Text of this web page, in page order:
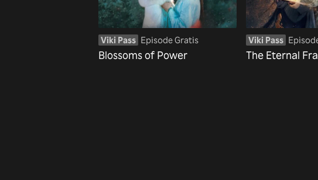
Viki Pass Episode Gratis
Blossoms of Power
Viki Pass
The Eternal